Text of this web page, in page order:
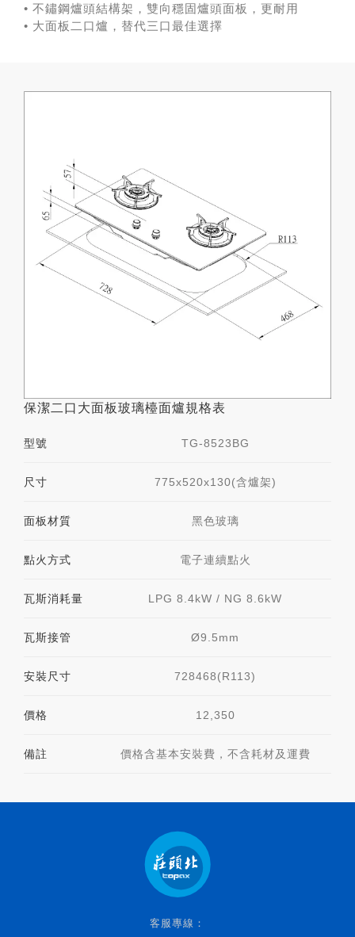
• 不鏽鋼爐頭結構架，雙向穩固爐頭面板，更耐用
• 大面板二口爐，替代三口最佳選擇
保潔二口大面板玻璃檯面爐規格表
型號 TG-8523BG
尺寸 775x520x130(含爐架)
面板材質 黑色玻璃
點火方式 電子連續點火
瓦斯消耗量 LPG 8.4kW / NG 8.6kW
瓦斯接管 Ø9.5mm
安裝尺寸 728468(R113)
價格 12,350
備註 價格含基本安裝費，不含耗材及運費
客服專線：